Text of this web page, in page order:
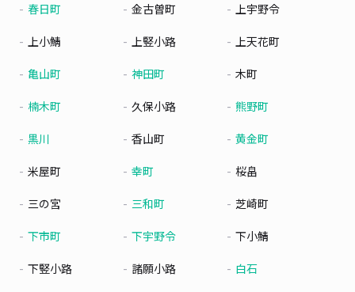
春日町 金古曽町 上宇野令
上小鯖 上竪小路 上天花町
亀山町 神田町 木町
楠木町 久保小路 熊野町
黒川 香山町 黄金町
米屋町 幸町 桜畠
三の宮 三和町 芝崎町
下市町 下宇野令 下小鯖
下竪小路 諸願小路 白石